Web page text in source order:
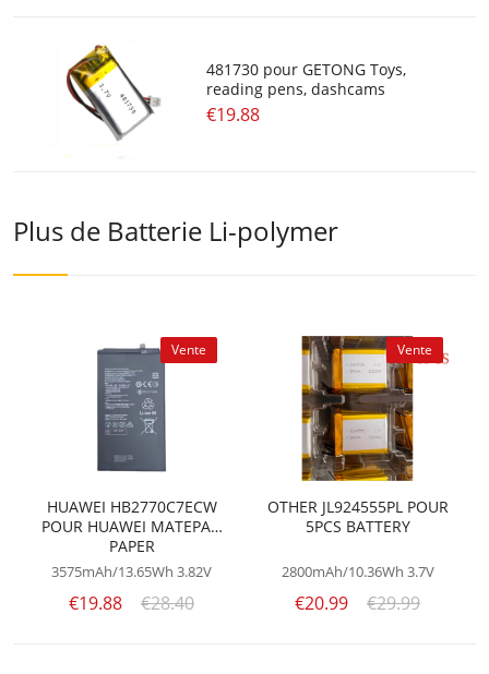
481730 pour GETONG Toys,
reading pens, dashcams
€19.88
Plus de Batterie Li-polymer
Vente
HUAWEI HB2770C7ECW
POUR HUAWEI MATEPAD
PAPER
3575mAh/13.65Wh 3.82V
€19.88 €28.40
Vente
OTHER JL924555PL POUR
5PCS BATTERY
2800mAh/10.36Wh 3.7V
€20.99 €29.99